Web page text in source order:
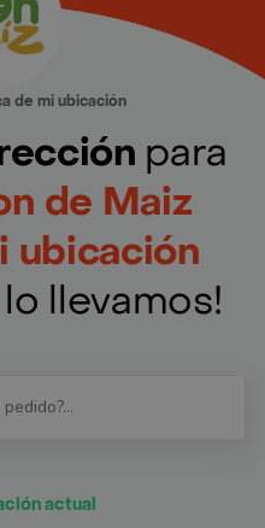
de mi ubicación
para
de Maiz
ubicación
llevamos!
actual